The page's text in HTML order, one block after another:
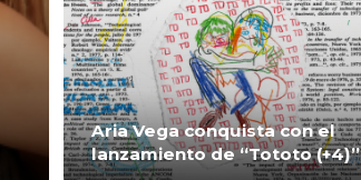
Aria Vega conquista con el
lanzamiento de “Tototo (+4)”